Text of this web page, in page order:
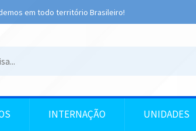
em todo território Brasileiro!
INTERNAÇÃO UNIDADES